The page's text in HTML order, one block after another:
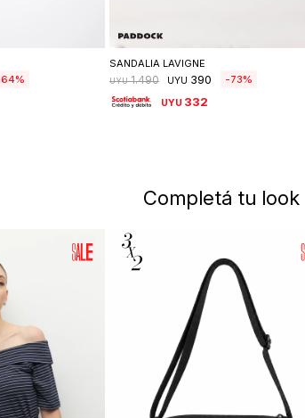
64
SANDALIA LAVIGNE
UYU 1.490 UYU 390 73
UYU 332
Completá tu look